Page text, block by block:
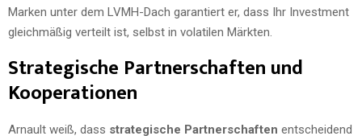
Marken unter dem LVMH-Dach garantiert er, dass Ihr Investment
gleichmäßig verteilt ist, selbst in volatilen Märkten.
Strategische Partnerschaften und
Kooperationen
Arnault weiß, dass strategische Partnerschaften entscheidend